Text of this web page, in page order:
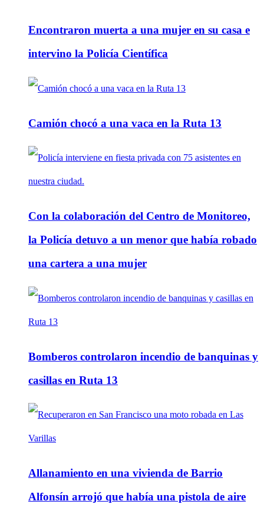
Encontraron muerta a una mujer en su casa e
intervino la Policía Científica
Camión chocó a una vaca en la Ruta 13
Con la colaboración del Centro de Monitoreo,
la Policía detuvo a un menor que había robado
una cartera a una mujer
Bomberos controlaron incendio de banquinas y
casillas en Ruta 13
Allanamiento en una vivienda de Barrio
Alfonsín arrojó que había una pistola de aire